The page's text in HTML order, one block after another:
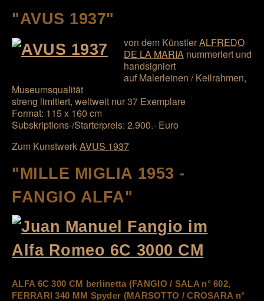
"AVUS 1937"
von dem KünstlerALFREDO
DE LA MARIAnummeriert und
handsigniert
auf Malerleinen / Keilrahmen,
Museumsqualität
streng limitiert, weltweit nur 37 Exemplare
Format: 115 x 160 cm
Subskriptions-/Starterpreis: 2.900.- Euro
Zum KunstwerkAVUS 1937
"MILLE MIGLIA 1953 -
FANGIO ALFA"
ALFA 6C 300 CM berlinetta (FANGIO / SALA n° 602,
FERRARI 340 MM Spyder (MARSOTTO / CROSARA n°